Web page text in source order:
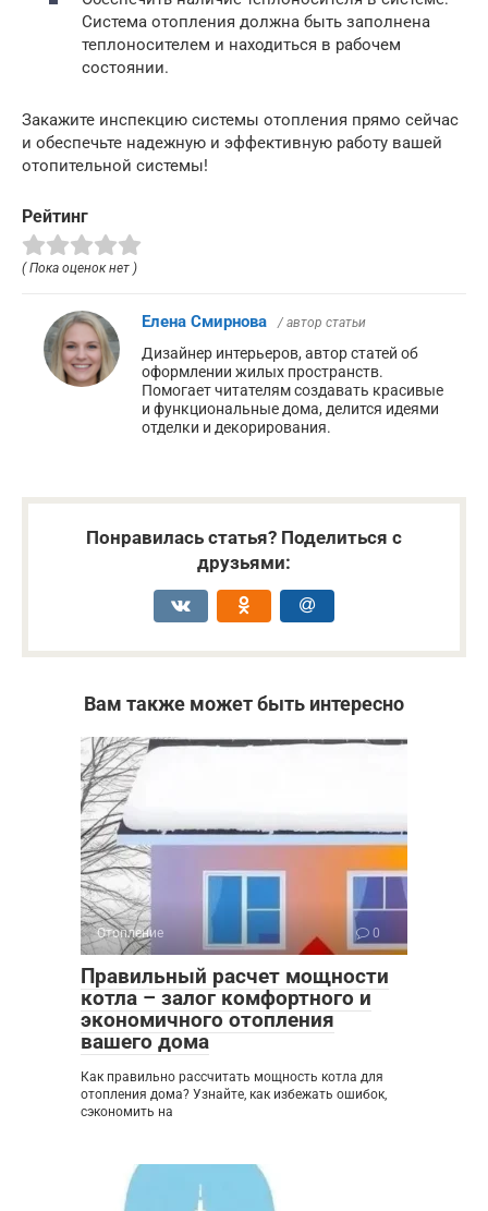
Система отопления должна быть заполнена
теплоносителем и находиться в рабочем
состоянии.
Закажите инспекцию системы отопления прямо сейчас
и обеспечьте надежную и эффективную работу вашей
отопительной системы!
Рейтинг
( Пока оценок нет )
Елена Смирнова / автор статьи
Дизайнер интерьеров, автор статей об
оформлении жилых пространств.
Помогает читателям создавать красивые
и функциональные дома, делится идеями
отделки и декорирования.
Понравилась статья? Поделиться с
друзьями:
Вам также может быть интересно
Отопление 0
Правильный расчет мощности
котла – залог комфортного и
экономичного отопления
вашего дома
Как правильно рассчитать мощность котла для
отопления дома? Узнайте, как избежать ошибок,
сэкономить на